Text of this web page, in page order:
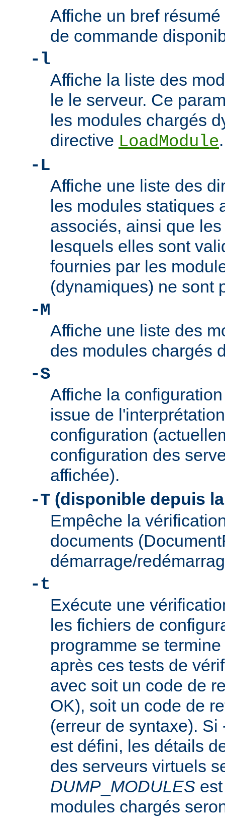
Affiche un bref
de commande
-l
Affiche la liste des
le le serveur. Ce
les modules chargés
directive LoadModule.
-L
Affiche une liste des
les modules statiques
associés, ainsi que
lesquels elles sont
fournies par les
(dynamiques) ne sont
-M
Affiche une liste des
des modules chargés
-S
Affiche la
issue de
configuration
configuration des
affichée).
-T (disponible depuis
Empêche la
documents
démarrage/
-t
Exécute une
les fichiers de
programme se
après ces tests de
avec soit un code de
OK), soit un code de
(erreur de syntaxe).
est défini, les détails
des serveurs virtuels
DUMP MODULES
modules chargés